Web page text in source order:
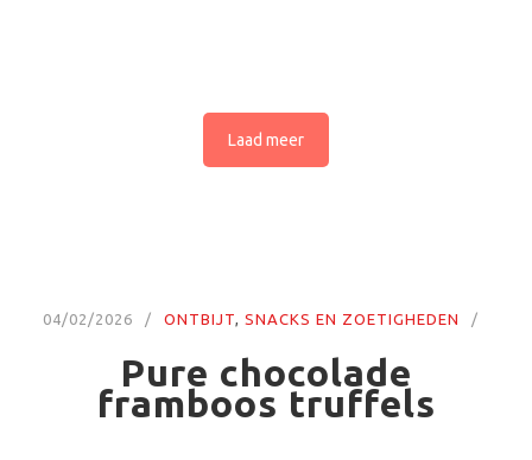
Laad meer
04/02/2026 ONTBIJT, SNACKS EN ZOETIGHEDEN
Pure chocolade
framboos truffels